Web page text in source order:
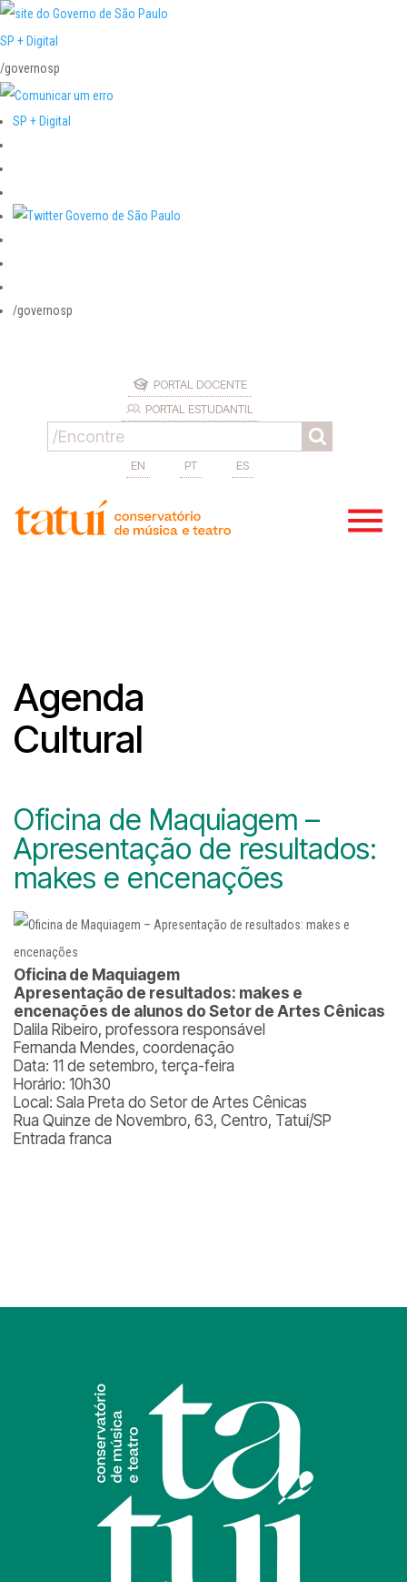
SP + Digital
/governosp
SP + Digital
/governosp
PORTAL DOCENTE
PORTAL ESTUDANTIL
EN PT ES
Agenda
Cultural
Oficina de Maquiagem –
Apresentação de resultados:
makes e encenações
Oficina de Maquiagem
Apresentação de resultados: makes e
encenações de alunos do Setor de Artes Cênicas
Dalila Ribeiro, professora responsável
Fernanda Mendes, coordenação
Data: 11 de setembro, terça-feira
Horário: 10h30
Local: Sala Preta do Setor de Artes Cênicas
Rua Quinze de Novembro, 63, Centro, Tatuí/SP
Entrada franca